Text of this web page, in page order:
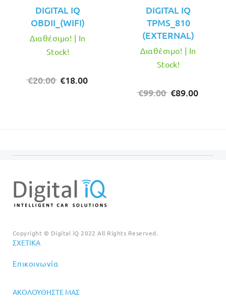
DIGITAL IQ
OBDII_(WIFI)
€20.00 Original
€18.00
Διαθέσιμο! | In
Stock!
DIGITAL IQ
TPMS_810
(EXTERNAL)
€99.00 Original
€89.00
Διαθέσιμο! | In
Stock!
Copyright © Digital iQ 2022 All Rights Reserved.
ΣΧΕΤΙΚΆ
Επικοινωνία
ΑΚΟΛΟΥΘΉΣΤΕ ΜΑΣ